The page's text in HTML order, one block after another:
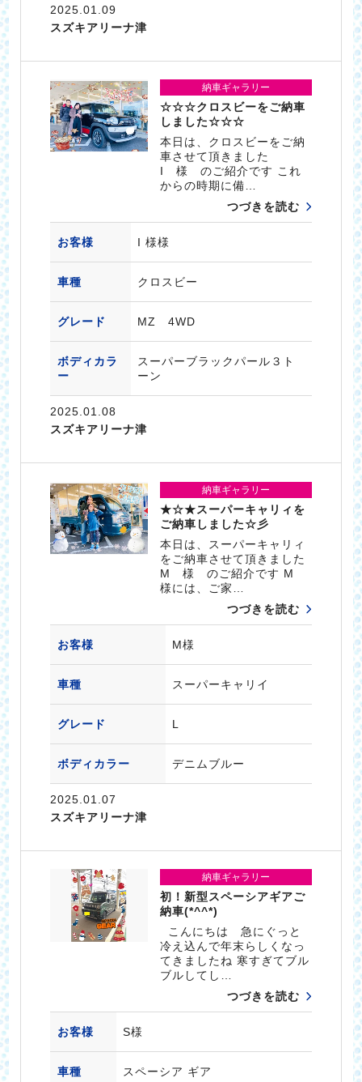
2025.01.09
スズキアリーナ津
納車ギャラリー
☆☆☆クロスビーをご納車
しました☆☆☆
本日は、クロスビーをご納
車させて頂きました
I 様 のご紹介です これ
からの時期に備…
つづきを読む
お客様 I 様様
車種 クロスビー
グレード MZ 4WD
ボディカラ
ー
スーパーブラックパール３ト
ーン
2025.01.08
スズキアリーナ津
納車ギャラリー
★☆★スーパーキャリィを
ご納車しました☆彡
本日は、スーパーキャリィ
をご納車させて頂きました
M 様 のご紹介です M
様には、ご家…
つづきを読む
お客様 M様
車種 スーパーキャリイ
グレード L
ボディカラー デニムブルー
2025.01.07
スズキアリーナ津
納車ギャラリー
初！新型スペーシアギアご
納車(*^^*)
こんにちは 急にぐっと
冷え込んで年末らしくなっ
てきましたね 寒すぎてブル
ブルしてし…
つづきを読む
お客様 S様
車種 スペーシア ギア